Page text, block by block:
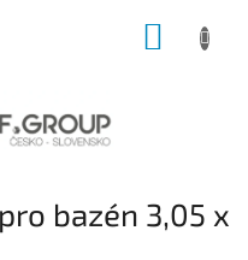
bazén 3,05 x